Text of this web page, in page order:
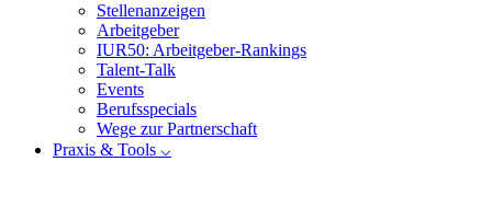
Stellenanzeigen
Arbeitgeber
IUR50: Arbeitgeber-Rankings
Talent-Talk
Events
Berufsspecials
Wege zur Partnerschaft
Praxis & Tools ⌵